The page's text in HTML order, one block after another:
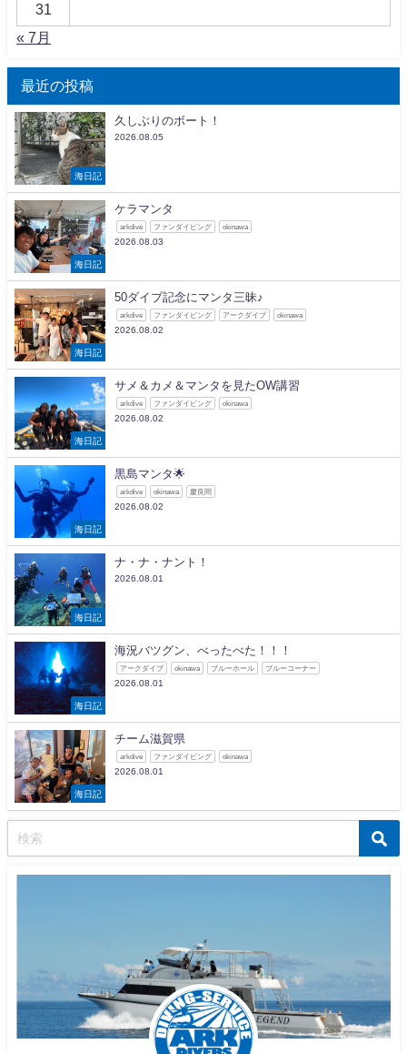
31
« 7月
最近の投稿
海日記
久しぶりのボート！
2026.08.05
海日記
ケラマンタ
arkdive ファンダイビング okinawa
2026.08.03
海日記
50ダイブ記念にマンタ三昧♪
arkdive ファンダイビング アークダイブ okinawa
2026.08.02
海日記
サメ＆カメ＆マンタを見たOW講習
arkdive ファンダイビング okinawa
2026.08.02
海日記
黒島マンタ🌟
arkdive okinawa 慶良間
2026.08.02
海日記
ナ・ナ・ナント！
2026.08.01
海日記
海況バツグン、べったべた！！！
アークダイブ okinawa ブルーホール ブルーコーナー
2026.08.01
海日記
チーム滋賀県
arkdive ファンダイビング okinawa
2026.08.01